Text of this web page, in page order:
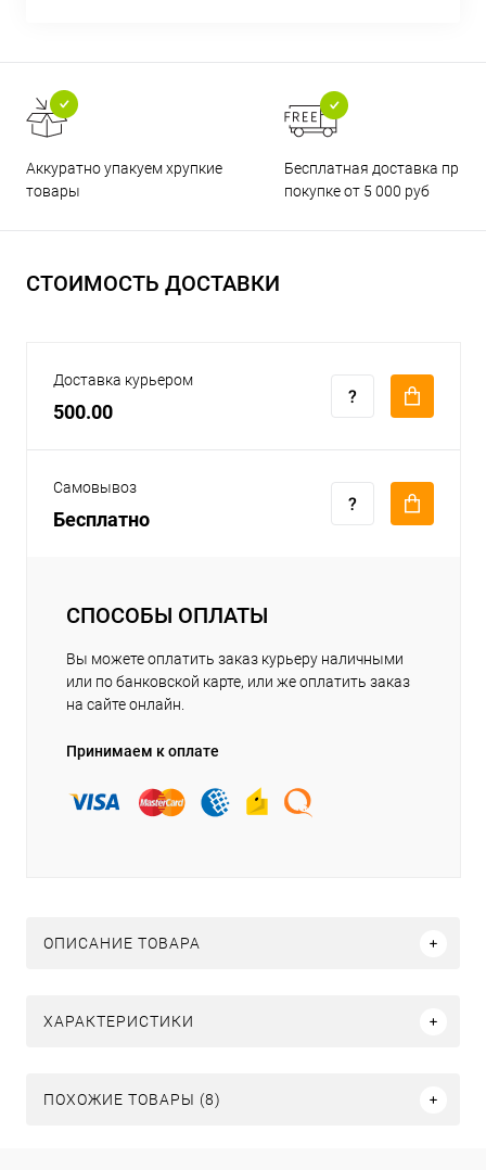
Аккуратно упакуем хрупкие
товары
Бесплатная доставка при
покупке от 5 000 руб
СТОИМОСТЬ ДОСТАВКИ
Доставка курьером
500.00
Самовывоз
Бесплатно
СПОСОБЫ ОПЛАТЫ
Вы можете оплатить заказ курьеру наличными
или по банковской карте, или же оплатить заказ
на сайте онлайн.
Принимаем к оплате
ОПИСАНИЕ ТОВАРА
ХАРАКТЕРИСТИКИ
ПОХОЖИЕ ТОВАРЫ (8)